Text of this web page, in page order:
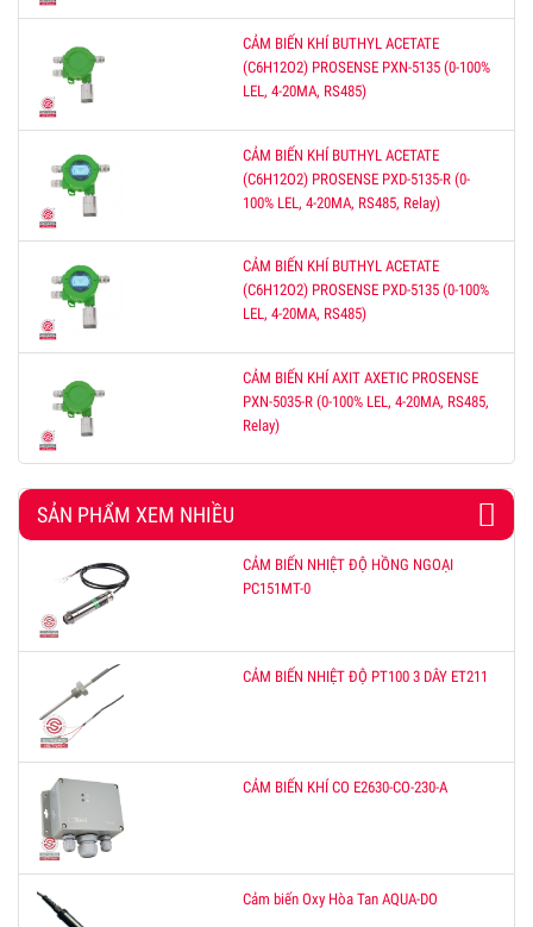
CẢM BIẾN KHÍ BUTHYL ACETATE
(C6H12O2) PROSENSE PXN-5135 (0-100%
LEL, 4-20MA, RS485)
CẢM BIẾN KHÍ BUTHYL ACETATE
(C6H12O2) PROSENSE PXD-5135-R (0-
100% LEL, 4-20MA, RS485, Relay)
CẢM BIẾN KHÍ BUTHYL ACETATE
(C6H12O2) PROSENSE PXD-5135 (0-100%
LEL, 4-20MA, RS485)
CẢM BIẾN KHÍ AXIT AXETIC PROSENSE
PXN-5035-R (0-100% LEL, 4-20MA, RS485,
Relay)
SẢN PHẨM XEM NHIỀU
CẢM BIẾN NHIỆT ĐỘ HỒNG NGOẠI
PC151MT-0
CẢM BIẾN NHIỆT ĐỘ PT100 3 DÂY ET211
CẢM BIẾN KHÍ CO E2630-CO-230-A
Cảm biến Oxy Hòa Tan AQUA-DO